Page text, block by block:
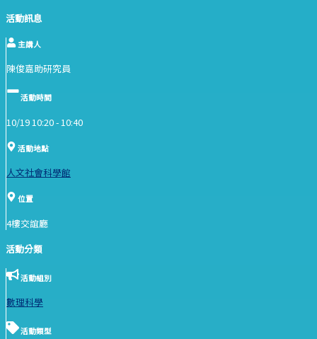
活動訊息
主講人
陳俊嘉助研究員
活動時間
10/19 10:20 -10:40
活動地點
人文社會科學館
位置
4樓交誼廳
活動分類
活動組別
數理科學
活動類型